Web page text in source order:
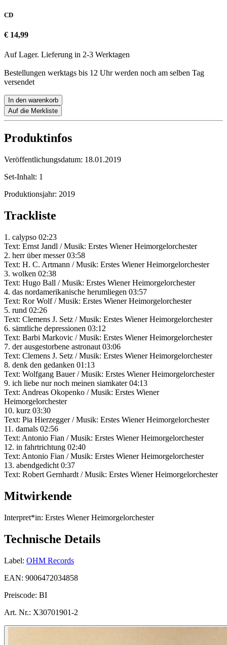
CD
€ 14,99
Auf Lager. Lieferung in 2-3 Werktagen
Bestellungen werktags bis 12 Uhr werden noch am selben Tag
versendet
In den warenkorb
Auf die Merkliste
Produktinfos
Veröffentlichungsdatum: 18.01.2019
Set-Inhalt: 1
Produktionsjahr: 2019
Trackliste
1. calypso 02:23
Text: Ernst Jandl / Musik: Erstes Wiener Heimorgelorchester
2. herr über messer 03:58
Text: H. C. Artmann / Musik: Erstes Wiener Heimorgelorchester
3. wolken 02:38
Text: Hugo Ball / Musik: Erstes Wiener Heimorgelorchester
4. das nordamerikanische herumliegen 03:57
Text: Ror Wolf / Musik: Erstes Wiener Heimorgelorchester
5. rund 02:26
Text: Clemens J. Setz / Musik: Erstes Wiener Heimorgelorchester
6. sämtliche depressionen 03:12
Text: Barbi Markovic / Musik: Erstes Wiener Heimorgelorchester
7. der ausgestorbene astronaut 03:06
Text: Clemens J. Setz / Musik: Erstes Wiener Heimorgelorchester
8. denk den gedanken 01:13
Text: Wolfgang Bauer / Musik: Erstes Wiener Heimorgelorchester
9. ich liebe nur noch meinen siamkater 04:13
Text: Andreas Okopenko / Musik: Erstes Wiener
Heimorgelorchester
10. kurz 03:30
Text: Pia Hierzegger / Musik: Erstes Wiener Heimorgelorchester
11. damals 02:56
Text: Antonio Fian / Musik: Erstes Wiener Heimorgelorchester
12. in fahrtrichtung 02:40
Text: Antonio Fian / Musik: Erstes Wiener Heimorgelorchester
13. abendgedicht 0:37
Text: Robert Gernhardt / Musik: Erstes Wiener Heimorgelorchester
Mitwirkende
Interpret*in: Erstes Wiener Heimorgelorchester
Technische Details
Label: OHM Records
EAN: 9006472034858
Preiscode: BI
Art. Nr.: X30701901-2